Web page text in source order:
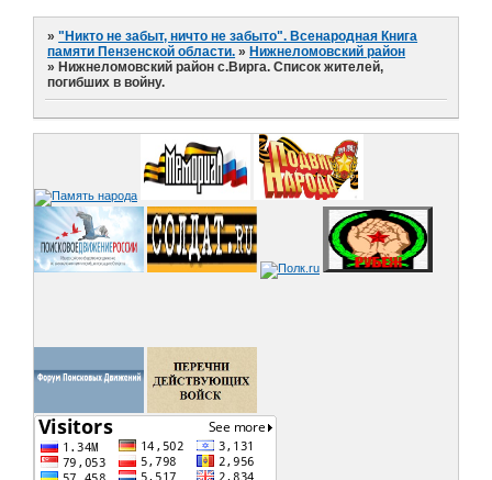
»"Никто не забыт, ничто не забыто". Всенародная Книга
памяти Пензенской области. » Нижнеломовский район
» Нижнеломовский район с.Вирга. Список жителей,
погибших в войну.